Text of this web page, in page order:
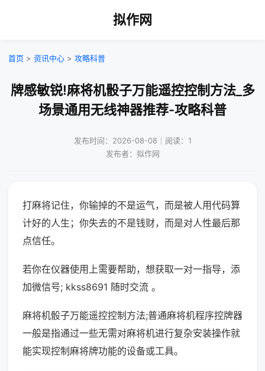
拟作网
首页 > 资讯中心 > 攻略科普
牌感敏锐!麻将机骰子万能遥控控制方法_多
场景通用无线神器推荐-攻略科普
发布时间：2026-08-08｜阅读：1
发布者：拟作网
打麻将记住，你输掉的不是运气，而是被人用代码算
计好的人生；你失去的不是钱财，而是对人性最后那
点信任。
若你在仪器使用上需要帮助，想获取一对一指导，添
加微信号; kkss8691 随时交流 。
麻将机骰子万能遥控控制方法;普通麻将机程序控牌器
一般是指通过一些无需对麻将机进行复杂安装操作就
能实现控制麻将牌功能的设备或工具。